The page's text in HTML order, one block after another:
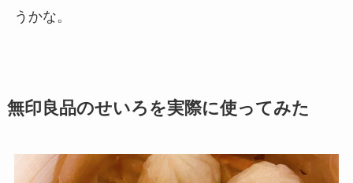
うかな。
無印良品のせいろを実際に使ってみた